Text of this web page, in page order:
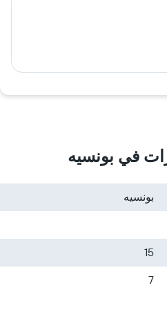
في بونسيه
بونسيه
15
7